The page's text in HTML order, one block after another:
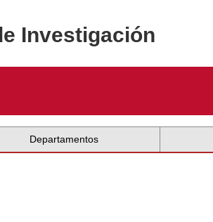
Investigación
Departamentos